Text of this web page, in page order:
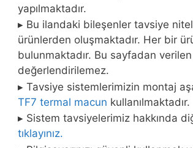
yapılmaktadır.
▸ Bu ilandaki bileşenler tavsiye
ürünlerden oluşmaktadır. Her bir
bulunmaktadır. Bu sayfadan
değerlendirilemez.
▸ Tavsiye sistemlerimizin montaj
TF7 termal macun kullanılmaktadır.
▸ Sistem tavsiyelerimiz hakkında
tıklayınız.